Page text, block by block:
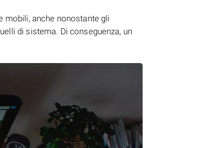
mobili, anche nonostante gli
di sistema. Di conseguenza, un